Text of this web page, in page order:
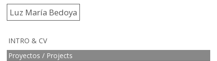
Luz María Bedoya
INTRO & CV
Proyectos / Projects